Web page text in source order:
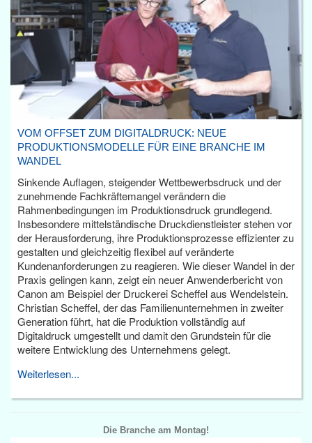
VOM OFFSET ZUM DIGITALDRUCK: NEUE
PRODUKTIONSMODELLE FÜR EINE BRANCHE IM
WANDEL
Sinkende Auflagen, steigender Wettbewerbsdruck und der
zunehmende Fachkräftemangel verändern die
Rahmenbedingungen im Produktionsdruck grundlegend.
Insbesondere mittelständische Druckdienstleister stehen vor
der Herausforderung, ihre Produktionsprozesse effizienter zu
gestalten und gleichzeitig flexibel auf veränderte
Kundenanforderungen zu reagieren. Wie dieser Wandel in der
Praxis gelingen kann, zeigt ein neuer Anwenderbericht von
Canon am Beispiel der Druckerei Scheffel aus Wendelstein.
Christian Scheffel, der das Familienunternehmen in zweiter
Generation führt, hat die Produktion vollständig auf
Digitaldruck umgestellt und damit den Grundstein für die
weitere Entwicklung des Unternehmens gelegt.
Weiterlesen...
Die Branche am Montag!